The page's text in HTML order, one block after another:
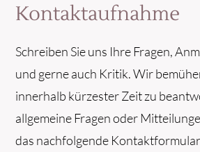
Kontaktaufnahme
Schreiben Sie uns Ihre Fragen,
und gerne auch Kritik. Wir
innerhalb kürzester Zeit zu
allgemeine Fragen oder
das nachfolgende